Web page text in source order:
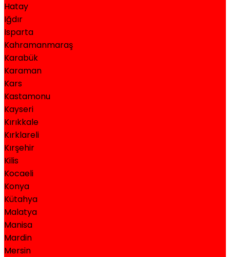
Hatay
Iğdır
Isparta
Kahramanmaraş
Karabük
Karaman
Kars
Kastamonu
Kayseri
Kırıkkale
Kırklareli
Kırşehir
Kilis
Kocaeli
Konya
Kütahya
Malatya
Manisa
Mardin
Mersin